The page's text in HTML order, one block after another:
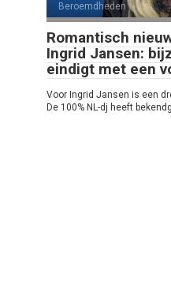
Beroemdheden
Romantisch
Ingrid Jansen:
eindigt met een
Voor Ingrid Jansen is een
De 100% NL-dj heeft